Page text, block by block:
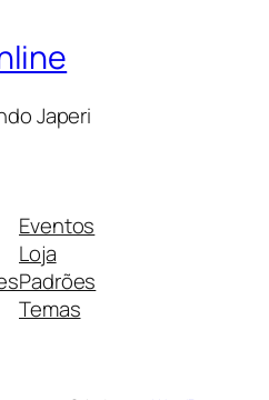
Japeri
Eventos
Loja
Padrões
Temas